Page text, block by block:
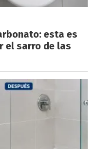
esta es
el sarro de las